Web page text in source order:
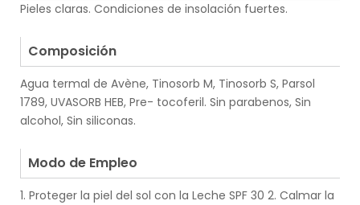
Pieles claras. Condiciones de insolación fuertes.
Composición
Agua termal de Avène, Tinosorb M, Tinosorb S, Parsol
1789, UVASORB HEB, Pre- tocoferil. Sin parabenos, Sin
alcohol, Sin siliconas.
Modo de Empleo
1. Proteger la piel del sol con la Leche SPF 30 2. Calmar la